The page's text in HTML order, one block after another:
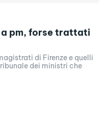
a pm, forse trattati
di Firenze e quelli
dei ministri che